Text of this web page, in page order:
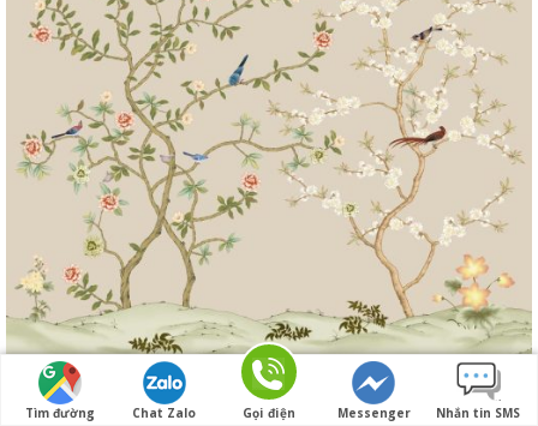
Tranh dán tường indochine 10531
Tìm đường Chat Zalo Gọi điện Messenger Nhắn tin SMS